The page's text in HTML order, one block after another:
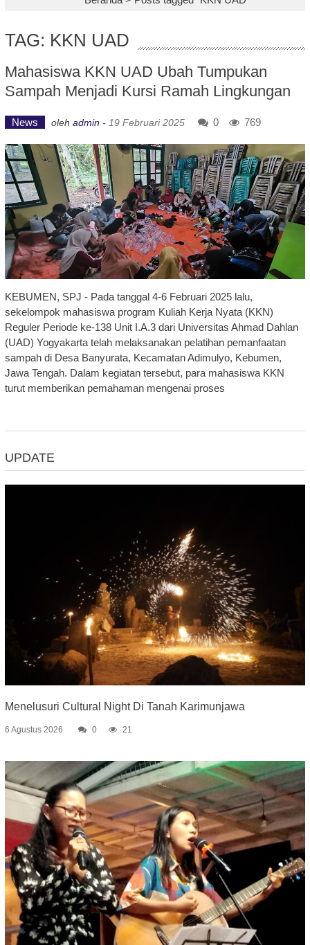
TAG: KKN UAD
Mahasiswa KKN UAD Ubah Tumpukan
Sampah Menjadi Kursi Ramah Lingkungan
News oleh admin - 19 Februari 2025 0 769
KEBUMEN, SPJ - Pada tanggal 4-6 Februari 2025 lalu,
sekelompok mahasiswa program Kuliah Kerja Nyata (KKN)
Reguler Periode ke-138 Unit I.A.3 dari Universitas Ahmad Dahlan
(UAD) Yogyakarta telah melaksanakan pelatihan pemanfaatan
sampah di Desa Banyurata, Kecamatan Adimulyo, Kebumen,
Jawa Tengah. Dalam kegiatan tersebut, para mahasiswa KKN
turut memberikan pemahaman mengenai proses
UPDATE
Menelusuri Cultural Night Di Tanah Karimunjawa
6 Agustus 2026 0 21